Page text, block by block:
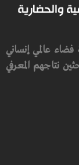
عالمي إنساني
نتاجهم المعرفي